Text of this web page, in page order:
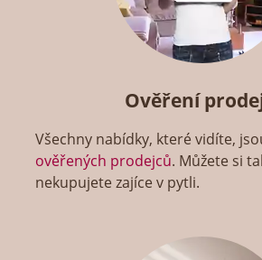
Ověření
Všechny nabídky, které vidíte,
ověřených prodejců. Můžete si
nekupujete zajíce v pytli.